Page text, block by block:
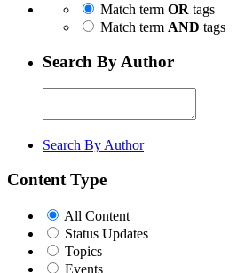
Match term OR tags
Match term AND tags
Search By Author
Search By Author
Content Type
All Content
Status Updates
Topics
Events